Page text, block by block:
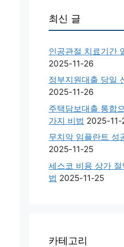
최신 글
인공관절 치료기간
2025-11-26
정부지원대출 당일
2025-11-26
주택담보대출 통합
가지 비법 2025-11-
무치악 임플란트 성
2025-11-25
세스코 비용 상가
법 2025-11-25
카테고리